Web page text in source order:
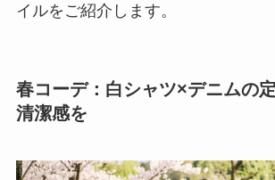
イルをご紹介します。
春コーデ：白シャツ×デニムの
清潔感を